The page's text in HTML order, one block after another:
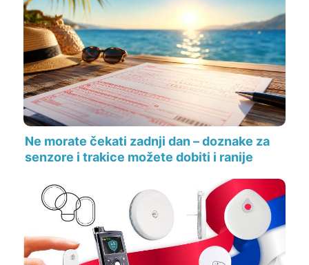
Ne morate čekati zadnji dan – doznake za
senzore i trakice možete dobiti i ranije